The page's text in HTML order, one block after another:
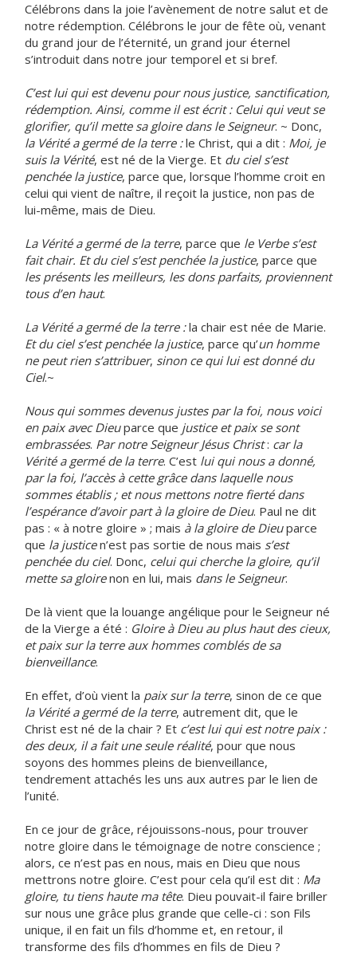
Célébrons dans la joie l’avènement de notre salut et de
notre rédemption. Célébrons le jour de fête où, venant
du grand jour de l’éternité, un grand jour éternel
s’introduit dans notre jour temporel et si bref.
C’est lui qui est devenu pour nous justice, sanctification,
rédemption. Ainsi, comme il est écrit : Celui qui veut se
glorifier, qu’il mette sa gloire dans le Seigneur. ~ Donc,
la Véritéa germé de la terre :le Christ, qui a dit : Moi, je
suis la Vérité, est né de la Vierge. Et du ciel s’est
penchée la justice, parce que, lorsque l’homme croit en
celui qui vient de naître, il reçoit la justice, non pas de
lui-même, mais de Dieu.
La Véritéa germé de la terre, parce que le Verbe s’est
fait chair. Et du ciel s’est penchée la justice, parce que
les présents les meilleurs, les dons parfaits, proviennent
tous d’en haut.
La Véritéa germé de la terre :la chair est née de Marie.
Et du ciel s’est penchée la justice, parce qu’un homme
ne peut rien s’attribuer, sinon ce qui lui est donné du
Ciel.~
Nous qui sommes devenus justes par la foi, nous voici
en paix avec Dieuparce que justice et paix se sont
embrassées. Par notre Seigneur Jésus Christ: car la
Vérité a germé de la terre. C’est lui qui nous a donné,
par la foi, l’accès à cette grâce dans laquelle nous
sommes établis ; et nous mettons notre fierté dans
l’espérance d’avoir part à la gloire de Dieu. Paul ne dit
pas : « à notre gloire » ; mais à la gloire de Dieuparce
que la justicen’est pas sortie de nous mais s’est
penchée du ciel. Donc, celui qui cherche la gloire, qu’il
mette sa gloirenon en lui, mais dans le Seigneur.
De là vient que la louange angélique pour le Seigneur né
de la Vierge a été : Gloire à Dieu au plus haut des cieux,
et paix sur la terre aux hommes comblés de sa
bienveillance.
En effet, d’où vient la paix sur la terre, sinon de ce que
la Véritéa germé de la terre, autrement dit, que le
Christ est né de la chair ? Et c’est lui qui est notre paix :
des deux, il a fait une seule réalité, pour que nous
soyons des hommes pleins de bienveillance,
tendrement attachés les uns aux autres par le lien de
l’unité.
En ce jour de grâce, réjouissons-nous, pour trouver
notre gloire dans le témoignage de notre conscience ;
alors, ce n’est pas en nous, mais en Dieu que nous
mettrons notre gloire. C’est pour cela qu’il est dit : Ma
gloire, tu tiens haute ma tête. Dieu pouvait-il faire briller
sur nous une grâce plus grande que celle-ci : son Fils
unique, il en fait un fils d’homme et, en retour, il
transforme des fils d’hommes en fils de Dieu ?